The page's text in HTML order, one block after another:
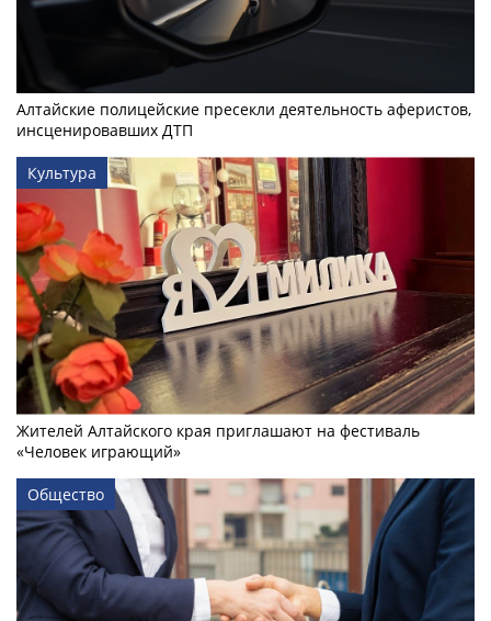
Алтайские полицейские пресекли деятельность аферистов,
инсценировавших ДТП
Культура
Жителей Алтайского края приглашают на фестиваль
«Человек играющий»
Общество